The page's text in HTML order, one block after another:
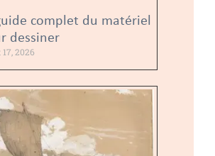
complet du matériel
dessiner
2026